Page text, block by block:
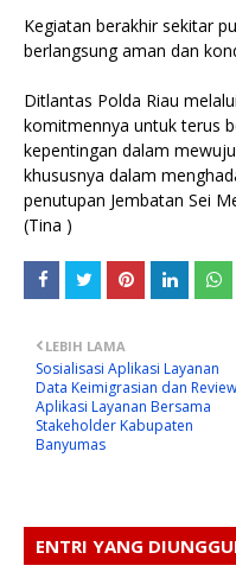
Kegiatan berakhir sekitar
berlangsung aman dan
Ditlantas Polda Riau
komitmennya untuk terus
kepentingan dalam
khususnya dalam
penutupan Jembatan Sei
(Tina )
LEBIH LAMA
Sosialisasi Aplikasi Layanan
Data Keimigrasian dan Review
Aplikasi Layanan Bersama
Stakeholder Kabupaten
Banyumas
ENTRI YANG